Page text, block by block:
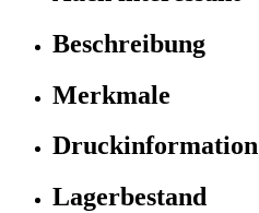
Beschreibung
Merkmale
Druckinformation
Lagerbestand